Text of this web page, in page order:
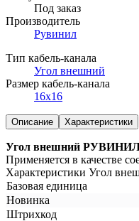
Под заказ
Производитель
Рувинил
Тип кабель-канала
Угол внешний
Размер кабель-канала
16х16
Описание Характеристики
Угол внешний РУВИНИЛ
Применяется в качестве
Характеристики Угол
Базовая единица
Новинка
Штрихкод